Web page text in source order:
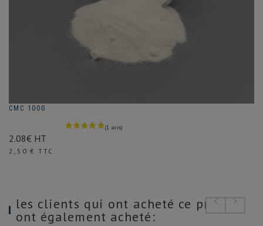
CMC 100G
2.08€ HT
Prix
2,50 € TTC
les clients qui ont acheté ce produit
ont également acheté: